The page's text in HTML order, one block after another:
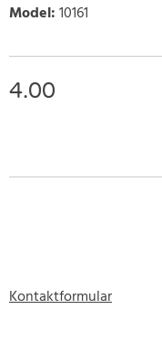
Model:10161
4.00
Kontaktformular